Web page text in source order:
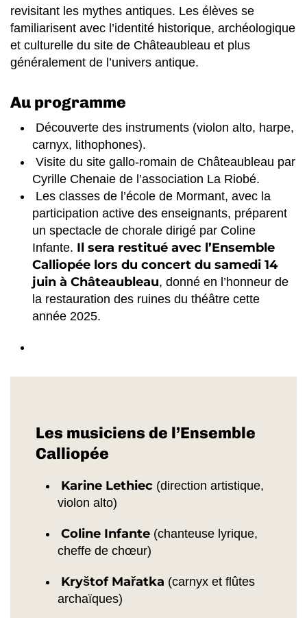
revisitant les mythes antiques. Les élèves se
familiarisent avec l’identité historique, archéologique
et culturelle du site de Châteaubleau et plus
généralement de l’univers antique.
Au programme
Découverte des instruments (violon alto, harpe,
carnyx, lithophones).
Visite du site gallo-romain de Châteaubleau par
Cyrille Chenaie de l’association La Riobé.
Les classes de l’école de Mormant, avec la
participation active des enseignants, préparent
un spectacle de chorale dirigé par Coline
Infante. Il sera restitué avec l’Ensemble
Calliopée lors du concert du samedi 14
juin à Châteaubleau, donné en l’honneur de
la restauration des ruines du théâtre cette
année 2025.
Les musiciens de l’Ensemble
Calliopée
Karine Lethiec (direction artistique,
violon alto)
Coline Infante (chanteuse lyrique,
cheffe de chœur)
Kryštof Mařatka (carnyx et flûtes
archaïques)